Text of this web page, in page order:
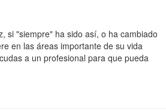
si "siempre" ha sido así, o ha cambiado
en las áreas importante de su vida
a un profesional para que pueda